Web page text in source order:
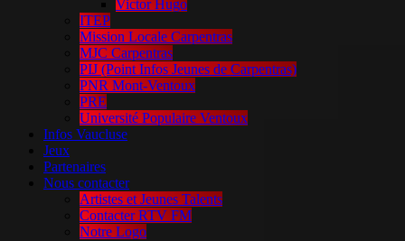
Victor Hugo
ITEP
Mission Locale Carpentras
MJC Carpentras
PIJ (Point Infos Jeunes de Carpentras)
PNR Mont-Ventoux
PRE
Université Populaire Ventoux
Infos Vaucluse
Jeux
Partenaires
Nous contacter
Artistes et Jeunes Talents
Contacter RTV FM
Notre Logo